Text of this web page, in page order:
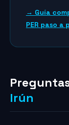
→ Guía
PER paso a
Irún